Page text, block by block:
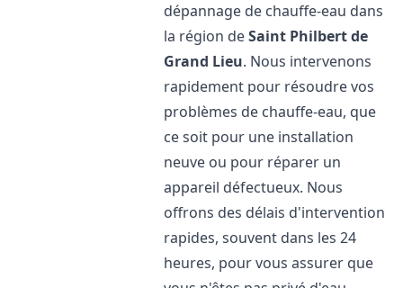
dépannage de chauffe-eau dans
la région deSaint Philbert de
Grand Lieu. Nous intervenons
rapidement pour résoudre vos
problèmes de chauffe-eau, que
ce soit pour une installation
neuve ou pour réparer un
appareil défectueux. Nous
offrons des délais d'intervention
rapides, souvent dans les 24
heures, pour vous assurer que